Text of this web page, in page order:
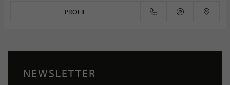
PROFIL
NEWSLETTER